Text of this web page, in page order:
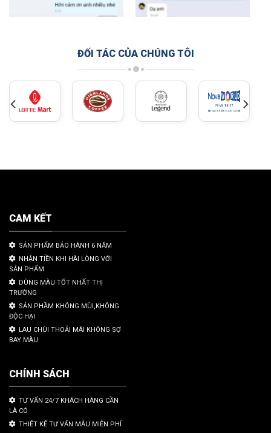
ĐỐI TÁC CỦA CHÚNG TÔI
CAM KẾT
SẢN PHẨM BẢO HÀNH 6 NĂM
NHẬN TIỀN KHI HÀI LÒNG VỚI
SẢN PHẨM
DÙNG MÀU TỐT NHẤT THỊ
TRƯỜNG
SẢN PHẦM KHÔNG MÙI,KHÔNG
ĐỘC HẠI
LAU CHÙI THOẢI MÁI KHÔNG SỢ
BAY MÀU
CHÍNH SÁCH
TƯ VẤN 24/7 KHÁCH HÀNG CẦN
LÀ CÓ
THIẾT KẾ TƯ VẤN MẪU MIỄN PHÍ